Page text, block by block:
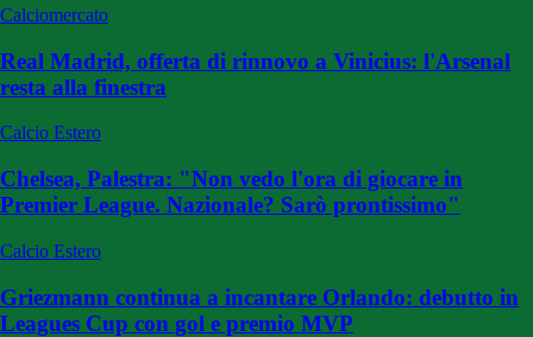
Calciomercato
Real Madrid, offerta di rinnovo a Vinicius: l'Arsenal
resta alla finestra
Calcio Estero
Chelsea, Palestra: "Non vedo l'ora di giocare in
Premier League. Nazionale? Sarò prontissimo"
Calcio Estero
Griezmann continua a incantare Orlando: debutto in
Leagues Cup con gol e premio MVP